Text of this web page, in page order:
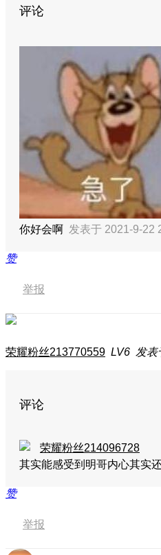
评论
你好会啊 发表于 2021-9-22
赞
举报
荣耀粉丝213770559 LV6 发表
评论
荣耀粉丝214096728
其实能感受到明哥内心其实
赞
举报